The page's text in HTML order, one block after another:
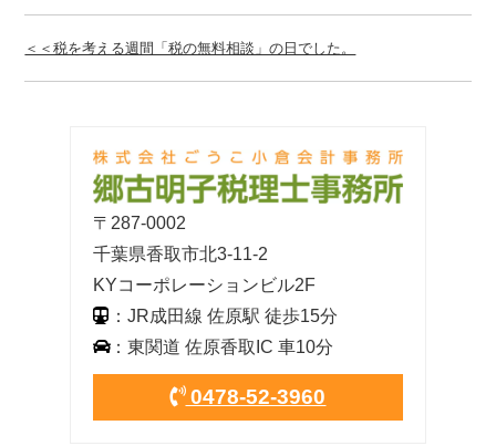
＜＜税を考える週間「税の無料相談」の日でした。
〒287-0002
千葉県香取市北3-11-2
KYコーポレーションビル2F
：JR成田線 佐原駅 徒歩15分
：東関道 佐原香取IC 車10分
0478-52-3960